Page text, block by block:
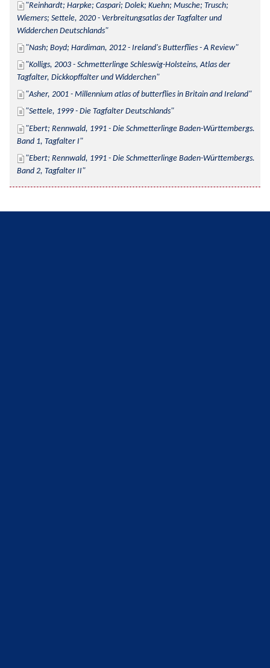
Reinhardt; Harpke; Caspari; Dolek; Kuehn; Musche; Trusch;
Wiemers; Settele, 2020 - Verbreitungsatlas der Tagfalter und
Widderchen Deutschlands
Nash; Boyd; Hardiman, 2012 - Ireland's Butterflies - A Review
Kolligs, 2003 - Schmetterlinge Schleswig-Holsteins, Atlas der
Tagfalter, Dickkopffalter und Widderchen
Asher, 2001 - Millennium atlas of butterflies in Britain and Ireland
Settele, 1999 - Die Tagfalter Deutschlands
Ebert; Rennwald, 1991 - Die Schmetterlinge Baden-Württembergs.
Band 1, Tagfalter I
Ebert; Rennwald, 1991 - Die Schmetterlinge Baden-Württembergs.
Band 2, Tagfalter II